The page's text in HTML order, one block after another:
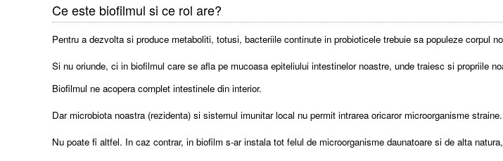
Ce este biofilmul si ce rol are?
Pentru a dezvolta si produce metaboliti, totusi, bacteriile continute in probioticele trebuie sa populeze corpul
Si nu oriunde, ci in biofilmul care se afla pe mucoasa epiteliului intestinelor noastre, unde traiesc si propriile
Biofilmul ne acopera complet intestinele din interior.
Dar microbiota noastra (rezidenta) si sistemul imunitar local nu permit intrarea oricaror microorganisme straine.
Nu poate fi altfel. In caz contrar, in biofilm s-ar instala tot felul de microorganisme daunatoare si de alta